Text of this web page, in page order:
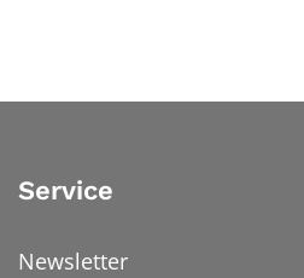
Service
Newsletter